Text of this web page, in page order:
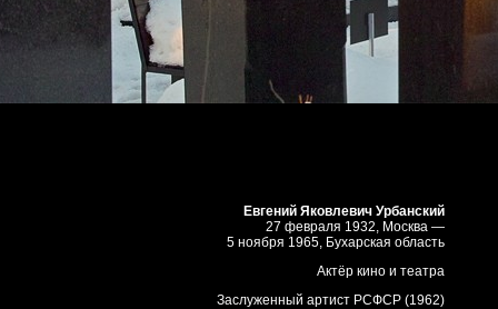
Евгений Яковлевич Урбанский
27 февраля 1932, Москва —
5 ноября 1965, Бухарская область
Актёр кино и театра
Заслуженный артист РСФСР (1962)